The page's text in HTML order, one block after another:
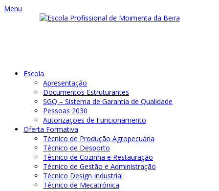
Menu
Escola
Apresentação
Documentos Estruturantes
SGQ – Sistema de Garantia de Qualidade
Pessoas 2030
Autorizações de Funcionamento
Oferta Formativa
Técnico de Produção Agropecuária
Técnico de Desporto
Técnico de Cozinha e Restauração
Técnico de Gestão e Administração
Técnico Design Industrial
Técnico de Mecatrónica